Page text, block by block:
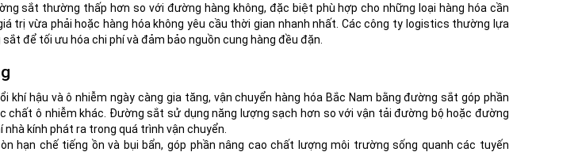
sắt thường thấp hơn so với đường hàng không, đặc biệt phù hợp cho những loại hàng hóa cần
trị vừa phải hoặc hàng hóa không yêu cầu thời gian nhanh nhất. Các công ty logistics thường lựa
để tối ưu hóa chi phí và đảm bảo nguồn cung hàng đều đặn.
khí hậu và ô nhiễm ngày càng gia tăng, vận chuyển hàng hóa Bắc Nam bằng đường sắt góp phần
chất ô nhiễm khác. Đường sắt sử dụng năng lượng sạch hơn so với vận tải đường bộ hoặc đường
nhà kính phát ra trong quá trình vận chuyển.
hạn chế tiếng ồn và bụi bẩn, góp phần nâng cao chất lượng môi trường sống quanh các tuyến